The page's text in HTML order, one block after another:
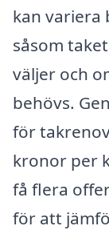
kan variera
såsom
väljer och
behövs.
för
kronor per
få flera
för att